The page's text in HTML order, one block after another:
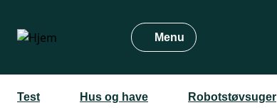
hovedindhold
Menu
Test Hus og have Robotstøvsuger